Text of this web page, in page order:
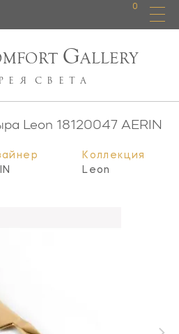
0
GALLERY
СВЕТА
Leon 18120047 AERIN
Коллекция
Leon